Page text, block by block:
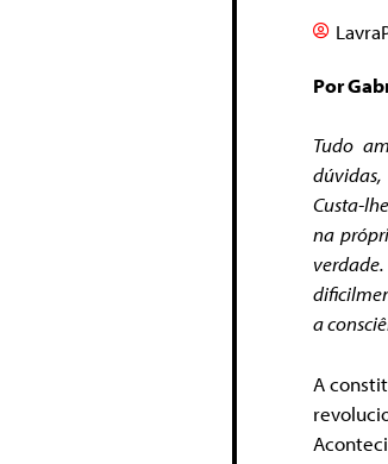
Por
Tudo
Custa-
na
a
A